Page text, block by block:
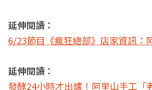
延伸閱讀：
6/23節目《瘋狂總部》店家資訊：
延伸閱讀：
發酵24小時才出爐！阿里山手工「